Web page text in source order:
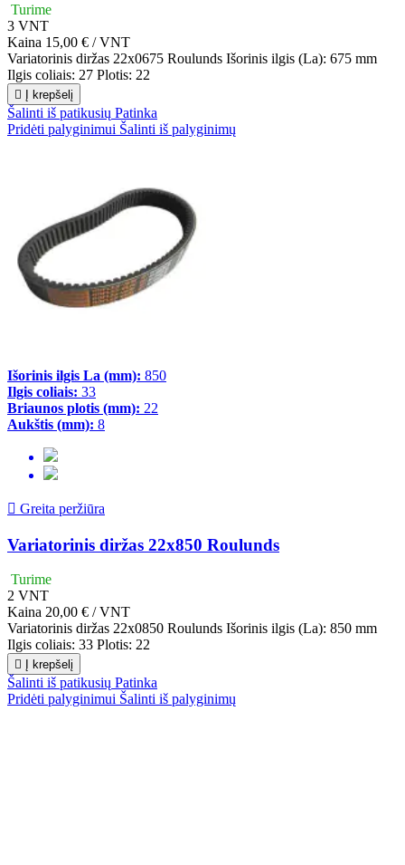
Turime
3 VNT
Kaina 15,00 € / VNT
Variatorinis diržas 22x0675 Roulunds Išorinis ilgis (La): 675 mm
Ilgis coliais: 27 Plotis: 22
 Į krepšelį
Šalinti iš patikusių Patinka
Pridėti palyginimui Šalinti iš palyginimų
Išorinis ilgis La (mm): 850
Ilgis coliais: 33
Briaunos plotis (mm): 22
Aukštis (mm): 8
 Greita peržiūra
Variatorinis diržas 22x850 Roulunds
Turime
2 VNT
Kaina 20,00 € / VNT
Variatorinis diržas 22x0850 Roulunds Išorinis ilgis (La): 850 mm
Ilgis coliais: 33 Plotis: 22
 Į krepšelį
Šalinti iš patikusių Patinka
Pridėti palyginimui Šalinti iš palyginimų